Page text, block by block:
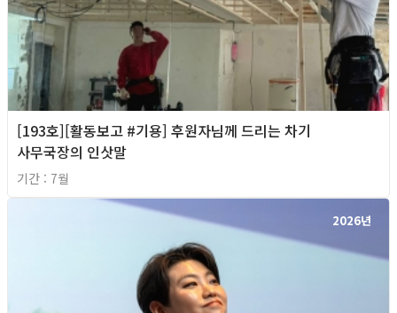
[193호][활동보고 #기용] 후원자님께 드리는 차기
사무국장의 인삿말
기간 : 7월
2026년